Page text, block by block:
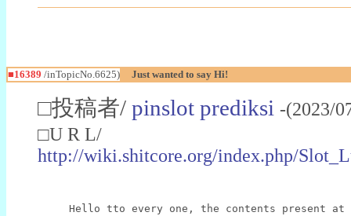
■16389 /inTopicNo.6625) Just wanted to say Hi!
□投稿者/ pinslot prediksi -(2023/
□U R L/
http://wiki.shitcore.org/index.php/
Hello tto every one, the contents present at